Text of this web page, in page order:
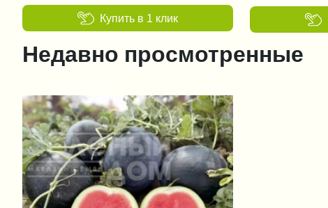
Купить в 1 клик
Недавно просмотренные